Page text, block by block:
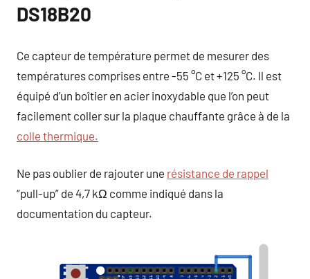
DS18B20
Ce capteur de température permet de mesurer des
températures comprises entre -55 °C et +125 °C. Il est
équipé d’un boîtier en acier inoxydable que l’on peut
facilement coller sur la plaque chauffante grâce à de la
colle thermique.
Ne pas oublier de rajouter une résistance de rappel
“pull-up” de 4,7 kΩ comme indiqué dans la
documentation du capteur.